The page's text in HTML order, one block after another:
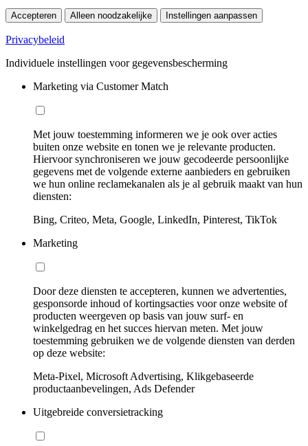
Accepteren Alleen noodzakelijke Instellingen aanpassen
Privacybeleid
Individuele instellingen voor gegevensbescherming
Marketing via Customer Match
Met jouw toestemming informeren we je ook over acties
buiten onze website en tonen we je relevante producten.
Hiervoor synchroniseren we jouw gecodeerde persoonlijke
gegevens met de volgende externe aanbieders en gebruiken
we hun online reclamekanalen als je al gebruik maakt van hun
diensten:
Bing, Criteo, Meta, Google, LinkedIn, Pinterest, TikTok
Marketing
Door deze diensten te accepteren, kunnen we advertenties,
gesponsorde inhoud of kortingsacties voor onze website of
producten weergeven op basis van jouw surf- en
winkelgedrag en het succes hiervan meten. Met jouw
toestemming gebruiken we de volgende diensten van derden
op deze website:
Meta-Pixel, Microsoft Advertising, Klikgebaseerde
productaanbevelingen, Ads Defender
Uitgebreide conversietracking